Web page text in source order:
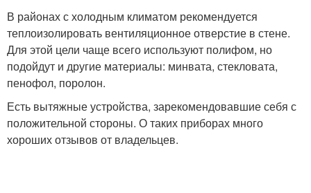
В районах с холодным климатом рекомендуется
теплоизолировать вентиляционное отверстие в стене.
Для этой цели чаще всего используют полифом, но
подойдут и другие материалы: минвата, стекловата,
пенофол, поролон.
Есть вытяжные устройства, зарекомендовавшие себя с
положительной стороны. О таких приборах много
хороших отзывов от владельцев.